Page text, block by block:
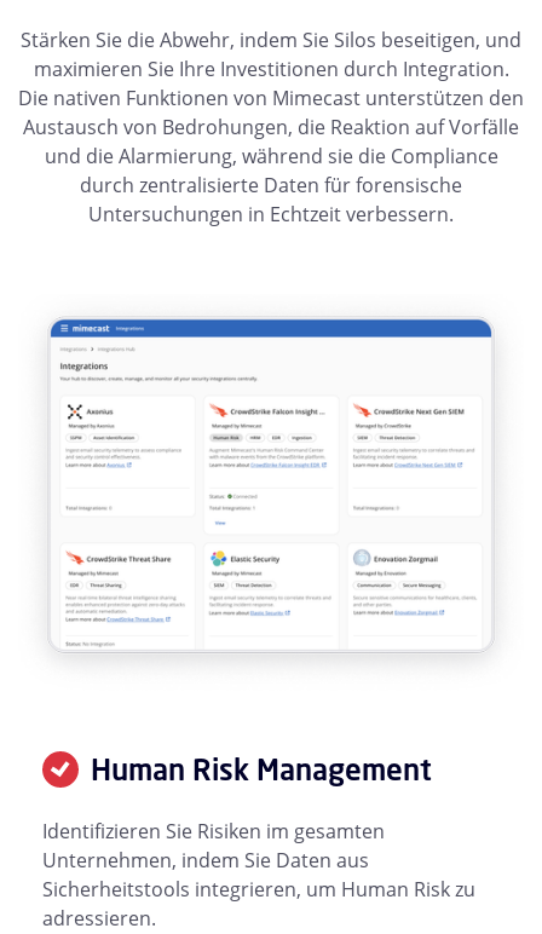
Stärken Sie die Abwehr, indem Sie Silos beseitigen, und
maximieren Sie Ihre Investitionen durch Integration.
Die nativen Funktionen von Mimecast unterstützen den
Austausch von Bedrohungen, die Reaktion auf Vorfälle
und die Alarmierung, während sie die Compliance
durch zentralisierte Daten für forensische
Untersuchungen in Echtzeit verbessern.
Human Risk Management
Identifizieren Sie Risiken im gesamten
Unternehmen, indem Sie Daten aus
Sicherheitstools integrieren, um Human Risk zu
adressieren.